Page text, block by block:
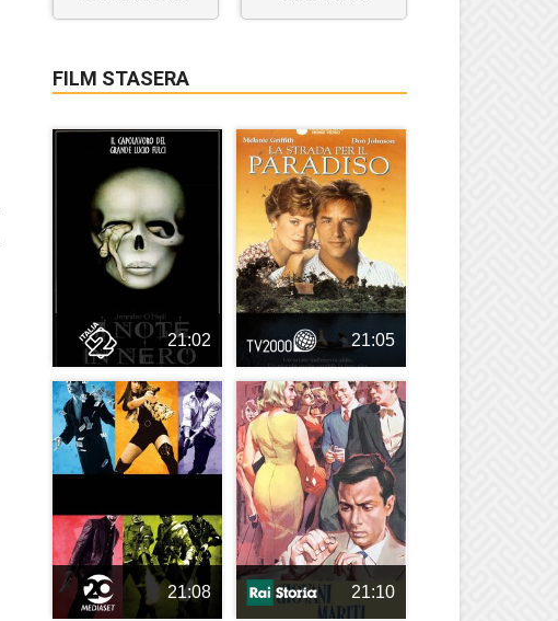
FILM STASERA
21:02 21:05
21:08 21:10